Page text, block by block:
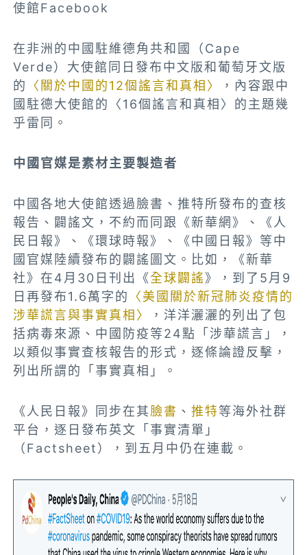
使館Facebook
在非洲的中國駐維德角共和國（Cape
Verde）大使館同日發布中文版和葡萄牙文版
的
〈關於中國的12個謠言和真相〉
，內容跟中
國駐德大使館的〈16個謠言和真相〉的主題幾
乎雷同。
中國官媒是素材主要製造者
中國各地大使館透過臉書、推特所發布的查核
報告、闢謠文，不約而同跟《新華網》、《人
民日報》、《環球時報》、《中國日報》等中
國官媒陸續發布的闢謠圖文。比如，《新華
社》在4月30日刊出《全球闢謠》，到了5月9
日再發布1.6萬字的
〈美國關於新冠肺炎疫情的
涉華謊言與事實真相〉
，洋洋灑灑的列出了包
括病毒來源、中國防疫等24點「涉華謊言」，
以類似事實查核報告的形式，逐條論證反擊，
列出所謂的「事實真相」。
《人民日報》同步在其臉書 、推特等海外社群
平台，逐日發布英文「事實清單」
（Factsheet），到五月中仍在連載。